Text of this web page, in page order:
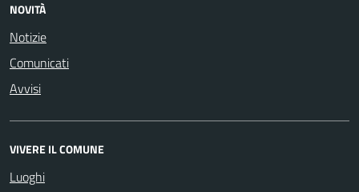
NOVITÀ
Notizie
Comunicati
Avvisi
VIVERE IL COMUNE
Luoghi